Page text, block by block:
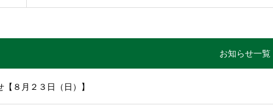
お知らせ一覧
８月２３日（日）】